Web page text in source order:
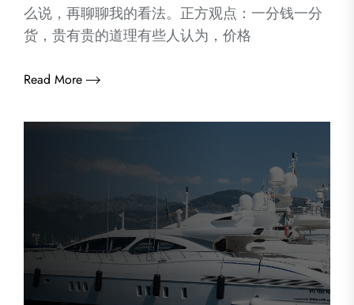
么说，再聊聊我的看法。正方观点：一分钱一分
货，贵有贵的道理有些人认为，价格
Read More